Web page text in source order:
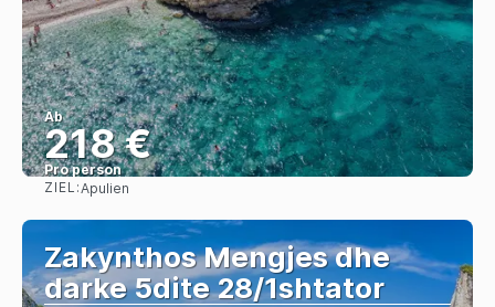
Ab
218 €
Pro person
ZIEL:Apulien
Zakynthos Mengjes dhe
darke 5dite 28/1shtator